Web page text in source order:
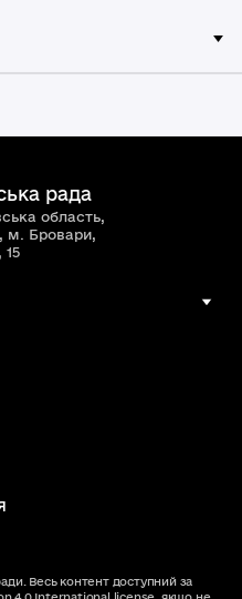
рада
область,
м. Бровари,
15
Весь контент доступний за